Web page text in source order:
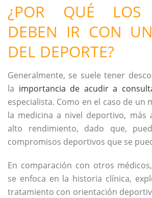
¿POR QUÉ LOS
DEBEN IR CON
DEL DEPORTE?
Generalmente, se suele tener
la importancia de acudir a
especialista. Como en el caso de un
la medicina a nivel deportivo, más
alto rendimiento, dado que,
compromisos deportivos que se
En comparación con otros
se enfoca en la historia clínica,
tratamiento con orientación